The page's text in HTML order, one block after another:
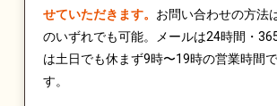
せていただきます。 お問い合わせの方法
のいずれでも可能。メールは24時間・
は土日でも休まず9時〜19時の営業時間
す。